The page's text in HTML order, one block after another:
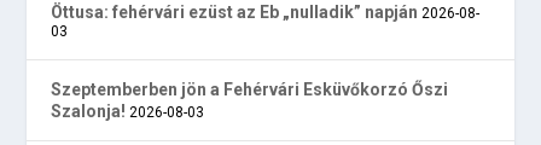
Öttusa: fehérvári ezüst az Eb „nulladik” napján 2026-08-
03
Szeptemberben jön a Fehérvári Esküvőkorzó Őszi
Szalonja! 2026-08-03